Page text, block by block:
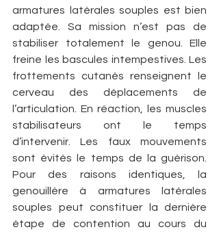
armatures latérales souples est bien
adaptée. Sa mission n’est pas de
stabiliser totalement le genou. Elle
freine les bascules intempestives. Les
frottements cutanés renseignent le
cerveau des déplacements de
l’articulation. En réaction, les muscles
stabilisateurs ont le temps
d’intervenir. Les faux mouvements
sont évités le temps de la guérison.
Pour des raisons identiques, la
genouillère à armatures latérales
souples peut constituer la dernière
étape de contention au cours du